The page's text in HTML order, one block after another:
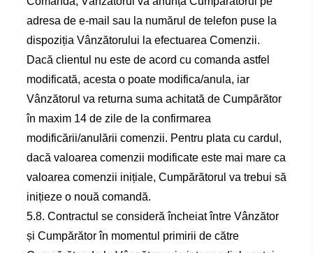
adresa de e-mail sau la numărul de telefon puse la
dispoziția Vânzătorului la efectuarea Comenzii.
Dacă clientul nu este de acord cu comanda astfel
modificată, acesta o poate modifica/anula, iar
Vânzătorul va returna suma achitată de Cumpărător
în maxim 14 de zile de la confirmarea
modificării/anulării comenzii. Pentru plata cu cardul,
dacă valoarea comenzii modificate este mai mare ca
valoarea comenzii inițiale, Cumpărătorul va trebui să
inițieze o nouă comandă.
5.8. Contractul se consideră încheiat între Vânzător
și Cumpărător în momentul primirii de către